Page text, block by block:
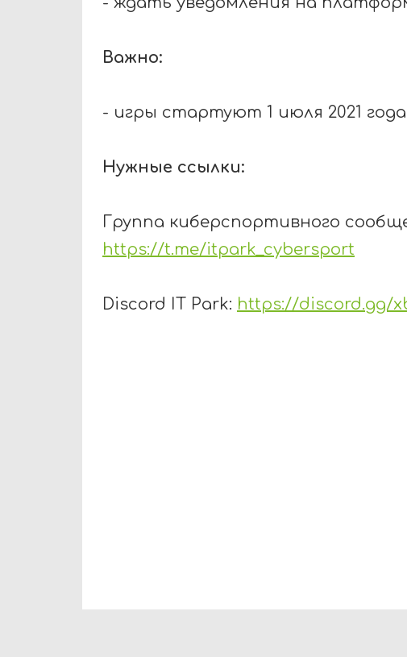
Важно:
- игры стартуют 1 июля 2021
Нужные ссылки:
Группа киберспортивного
https://t.me/itpark_cybersport
Discord IT Park: https://discord.gg/